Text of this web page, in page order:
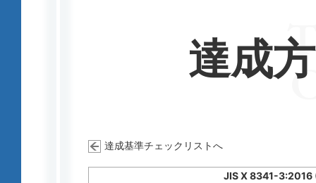
達成
達成基準チェックリストへ
JIS X 8341-